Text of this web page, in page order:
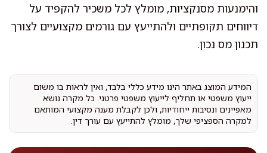
והימנעות מסנקציות, מומלץ לכל משכיר להקפיד על
דיווחים תקופתיים ולהתייעץ עם גורמים מקצועיים לצורך
תכנון מס נכון.
המידע המוצג באתר הינו מידע כללי בלבד, ואין לראות בו משום
ייעוץ משפטי או תחליף לייעוץ משפטי פרטני. כל מקרה נושא
מאפיינים ונסיבות ייחודיות, ולכן לקבלת מענה מקצועי המותאם
למקרה הספציפי שלך, מומלץ להתייעץ עם עורך דין.